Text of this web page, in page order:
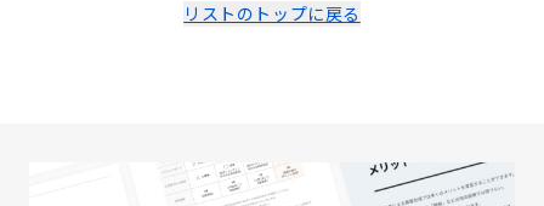
リストのトップに戻る